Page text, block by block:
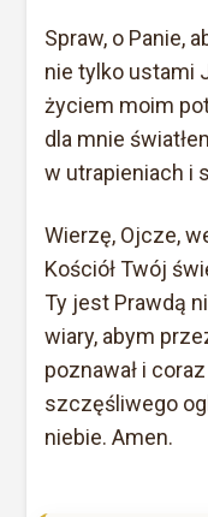
Spraw, o Panie,
nie tylko ustami
życiem moim
dla mnie
w utrapieniach i
Wierzę, Ojcze,
Kościół Twój
Ty jest Prawdą
wiary, abym
poznawał i
szczęśliwego
niebie. Amen.